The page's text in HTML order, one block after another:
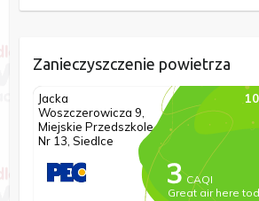
Zanieczyszczenie powietrza